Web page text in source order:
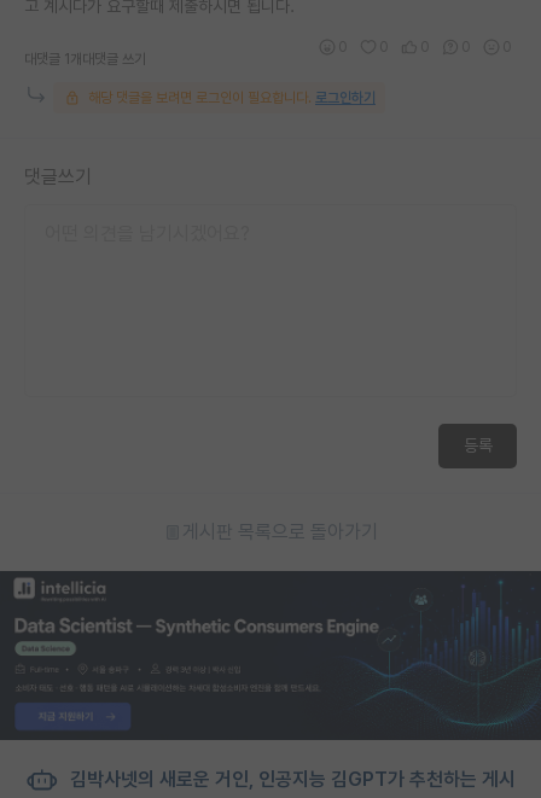
고 계시다가 요구할때 제출하시면 됩니다.
대댓글 1개 대댓글 쓰기
해당 댓글을 보려면 로그인이 필요합니다. 로그인하기
댓글쓰기
등록
게시판 목록으로 돌아가기
김박사넷의 새로운 거인, 인공지능 김GPT가 추천하는 게시